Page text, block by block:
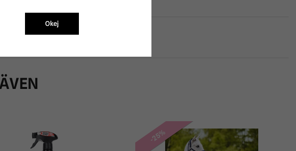
-25%
Okej